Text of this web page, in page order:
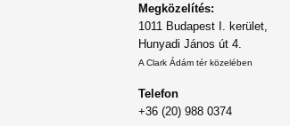
Megközelítés:
1011 Budapest I. kerület,
Hunyadi János út 4.
A Clark Ádám tér közelében
Telefon
+36 (20) 988 0374